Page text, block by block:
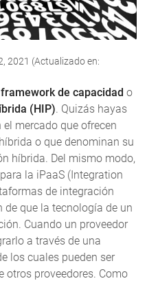
2021 (Actualizado en:
framework de capacidad o
(HIP). Quizás hayas
mercado que ofrecen
o que denominan su
híbrida. Del mismo modo,
la iPaaS (Integration
de integración
que la tecnología de un
Cuando un proveedor
a través de una
los cuales pueden ser
otros proveedores. Como